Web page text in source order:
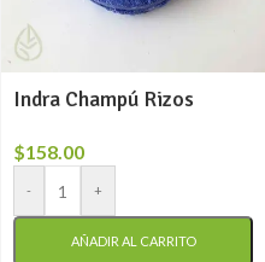
Indra Champú Rizos
$158.00
- +
AÑADIR AL CARRITO